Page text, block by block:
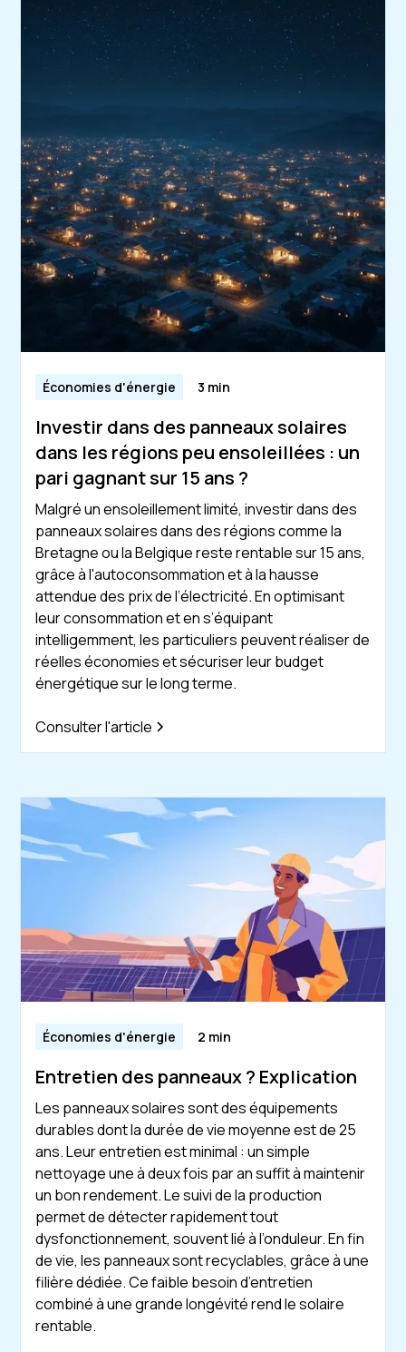
Économies d'énergie 3 min
Investir dans des panneaux solaires
dans les régions peu ensoleillées : un
pari gagnant sur 15 ans ?
Malgré un ensoleillement limité, investir dans des
panneaux solaires dans des régions comme la
Bretagne ou la Belgique reste rentable sur 15 ans,
grâce à l'autoconsommation et à la hausse
attendue des prix de l’électricité. En optimisant
leur consommation et en s’équipant
intelligemment, les particuliers peuvent réaliser de
réelles économies et sécuriser leur budget
énergétique sur le long terme.
Consulter l'article
Économies d'énergie 2 min
Entretien des panneaux ? Explication
Les panneaux solaires sont des équipements
durables dont la durée de vie moyenne est de 25
ans. Leur entretien est minimal : un simple
nettoyage une à deux fois par an suffit à maintenir
un bon rendement. Le suivi de la production
permet de détecter rapidement tout
dysfonctionnement, souvent lié à l’onduleur. En fin
de vie, les panneaux sont recyclables, grâce à une
filière dédiée. Ce faible besoin d’entretien
combiné à une grande longévité rend le solaire
rentable.